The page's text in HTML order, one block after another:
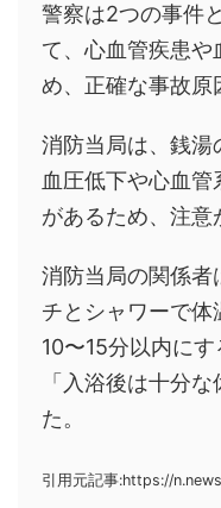
警察は2つの事件
て、心血管疾患や
め、正確な事故原
消防当局は、銭湯
血圧低下や心血
があるため、注意
消防当局の関係者
チとシャワーで
10〜15分以内にす
「入浴後は十分
た。
引用元記事:https://